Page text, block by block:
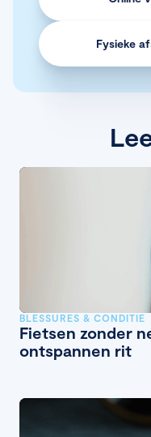
Fysieke
BLESSURES & CONDITIE
Fietsen zonder
ontspannen rit